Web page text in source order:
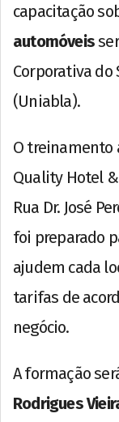
capacitação
automóveis
Corporativa do
(Uniabla).
O treinamento
Quality Hotel
Rua Dr. José
foi preparado
ajudem cada
tarifas de
negócio.
A formação
Rodrigues